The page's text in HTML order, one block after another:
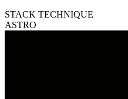
STACK TECHNIQUE
ASTRO